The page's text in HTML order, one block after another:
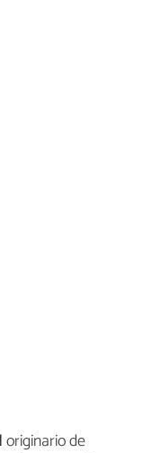
originario de